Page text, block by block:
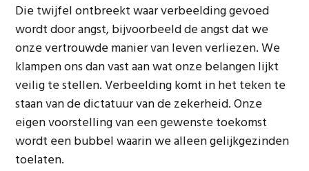
Die twijfel ontbreekt waar verbeelding gevoed
wordt door angst, bijvoorbeeld de angst dat we
onze vertrouwde manier van leven verliezen. We
klampen ons dan vast aan wat onze belangen lijkt
veilig te stellen. Verbeelding komt in het teken te
staan van de dictatuur van de zekerheid. Onze
eigen voorstelling van een gewenste toekomst
wordt een bubbel waarin we alleen gelijkgezinden
toelaten.